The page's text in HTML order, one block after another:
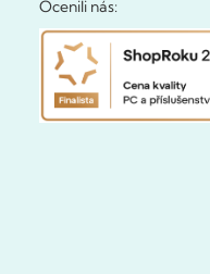
Ocenili nás: